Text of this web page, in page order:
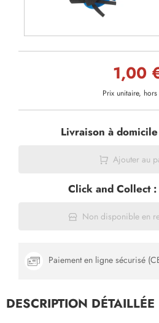
1,00
Prix unitaire,
Livraison à
Ajouter au
Click and Collect :
Non disponible en
Paiement en ligne sécurisé
DESCRIPTION DÉTAILLÉE